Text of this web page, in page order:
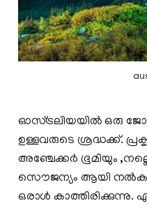
ഓസ്ട്രലിയയില്‍ ഒരു
ഉള്ളവരുടെ ശ്രദ്ധക്ക്.
അഞ്ചേക്കര്‍ ഭൂമിയും
സൌജന്യം ആയി
ഒരാള്‍